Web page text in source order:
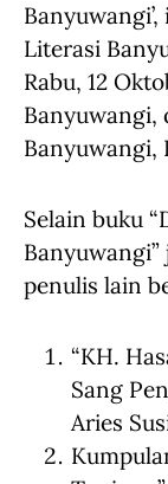
Literasi
Rabu, 12
Banyuwangi,
Banyuwangi,
Selain buku
penulis lain
“KH.
Sang
Aries